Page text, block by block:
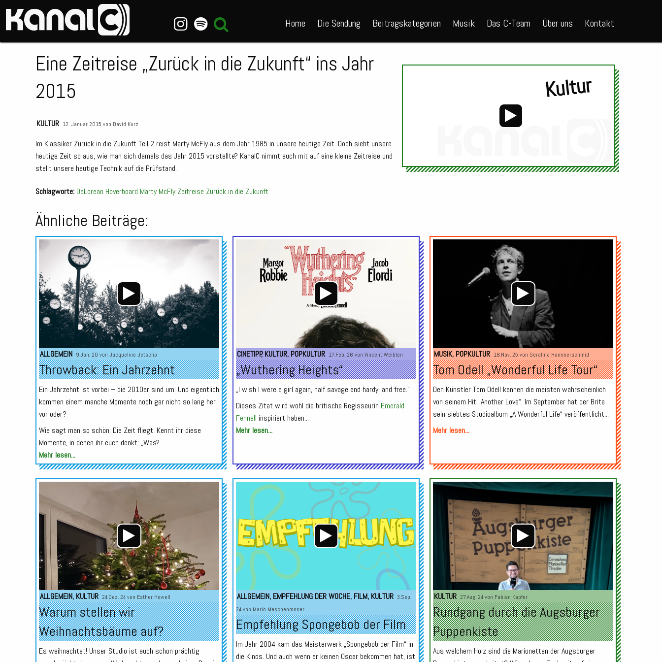
Home Die Sendung Beitragskategorien Musik Das C-Team Über uns Kontakt
Kultur
Audio-
Eine Zeitreise „Zurück in die Zukunft“ ins Jahr
2015
KULTUR 12. Januar 2015 von David Kurz
Im Klassiker Zurück in die Zukunft Teil 2 reist Marty McFly aus dem Jahr 1985 in unsere heutige Zeit. Doch sieht unsere
heutige Zeit so aus, wie man sich damals das Jahr 2015 vorstellte? KanalC nimmt euch mit auf eine kleine Zeitreise und
stellt unsere heutige Technik auf die Prüfstand.
Schlagworte: DeLorean Hoverboard Marty McFly Zeitreise Zurück in die Zukunft
Ähnliche Beiträge:
Audio-
Player
ALLGEMEIN 9.Jan. 20 von Jacqueline Jetscho
Throwback: Ein Jahrzehnt
Ein Jahrzehnt ist vorbei – die 2010er sind um. Und eigentlich
kommen einem manche Momente noch gar nicht so lang her
vor oder?
Wie sagt man so schön: Die Zeit fliegt. Kennt ihr diese
Momente, in denen ihr euch denkt: „Was?
Mehr lesen...
Audio-
Player
CINETIPP,KULTUR, POPKULTUR 17.Feb. 26 von Vincent Weiblen
„Wuthering Heights“
„I wish I were a girl again, half savage and hardy, and free.“
Dieses Zitat wird wohl die britische Regisseurin Emerald
Fennell inspiriert haben...
Mehr lesen...
Audio-
Player
MUSIK, POPKULTUR 18.Nov. 25 von Serafina Hammerschmid
Tom Odell „Wonderful Life Tour“
Den Künstler Tom Odell kennen die meisten wahrscheinlich
von seinem Hit „Another Love“. Im September hat der Brite
sein siebtes Studioalbum „A Wonderful Life“ veröffentlicht...
Mehr lesen...
Audio-
Player
ALLGEMEIN, KULTUR 24.Dez. 24 von Esther Howell
Warum stellen wir
Weihnachtsbäume auf?
Es weihnachtet! Unser Studio ist auch schon prächtig
Audio-
Player
ALLGEMEIN, EMPFEHLUNG DER WOCHE, FILM, KULTUR 3.Sep.
24 von Mario Meschenmoser
Empfehlung Spongebob der Film
Im Jahr 2004 kam das Meisterwerk „Spongebob der Film“ in
die Kinos. Und auch wenn er keinen Oscar bekommen hat, ist
Audio-
Player
KULTUR 27.Aug. 24 von Fabian Kapfer
Rundgang durch die Augsburger
Puppenkiste
Aus welchem Holz sind die Marionetten der Augsburger